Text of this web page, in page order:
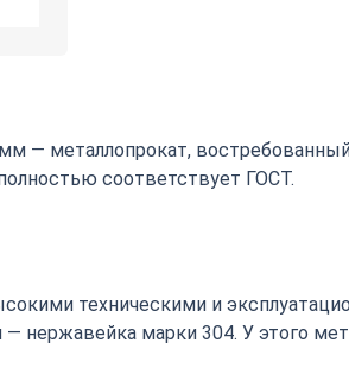
— металлопрокат,
соответствует ГОСТ.
техническими и
нержавейка марки 304. У этого